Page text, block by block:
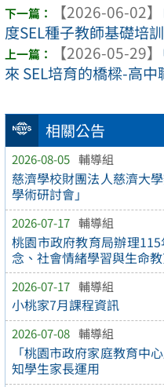
相關公告
2026-08-05 輔導組
慈濟學校財團法人慈濟大
學術研討會」
2026-07-17 輔導組
桃園市政府教育局辦理
念、社會情緒學習與生命教
2026-07-17 輔導組
小桃家7月課程資訊
2026-07-08 輔導組
「桃園市政府家庭教育中
知學生家長運用
【2026-06-02】
度SEL種子教師基礎培
【2026-05-29】
來 SEL培育的橋樑-高